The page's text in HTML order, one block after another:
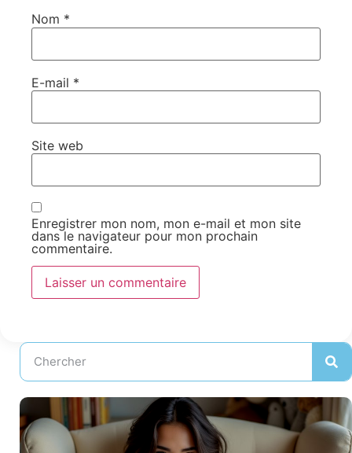
Nom *
E-mail *
Site web
Enregistrer mon nom, mon e-mail et mon site
dans le navigateur pour mon prochain
commentaire.